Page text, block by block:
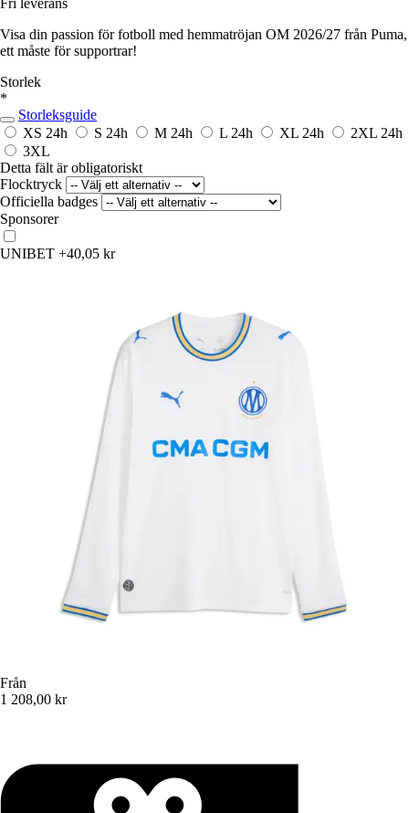
Fri leverans
Visa din passion för fotboll med hemmatröjan OM 2026/27 från Puma,
ett måste för supportrar!
Storlek
*
Storleksguide
XS 24h S 24h M 24h L 24h XL 24h 2XL 24h
3XL
Detta fält är obligatoriskt
Flocktryck
Officiella badges
Sponsorer
UNIBET +40,05 kr
Från
1 208,00 kr